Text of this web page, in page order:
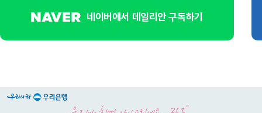
네이버에서 데일리안 구독하기